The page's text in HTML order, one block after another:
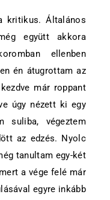
kritikus. Általános
együtt akkora
ellenben
én átugrottam az
már roppant
úgy nézett ki egy
suliba, végeztem
az edzés. Nyolc
tanultam egy-két
a vége felé már
egyre inkább